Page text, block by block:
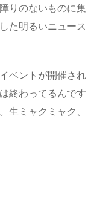
りのないものに集
た明るいニュース
ベントが開催され
終わってるんです
生ミャクミャク、